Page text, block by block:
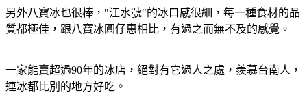
另外八寶冰也很棒，"江水號"的冰口感很細，每一種食材的品
質都極佳，跟八寶冰圓仔惠相比，有過之而無不及的感覺。
一家能賣超過90年的冰店，絕對有它過人之處，羨慕台南人，
連冰都比別的地方好吃。